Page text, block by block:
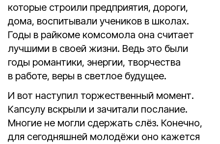
которые строили предприятия, дороги,
дома, воспитывали учеников в школах.
Годы в райкоме комсомола она считает
лучшими в своей жизни. Ведь это были
годы романтики, энергии, творчества
в работе, веры в светлое будущее.
И вот наступил торжественный момент.
Капсулу вскрыли и зачитали послание.
Многие не могли сдержать слёз. Конечно,
для сегодняшней молодёжи оно кажется